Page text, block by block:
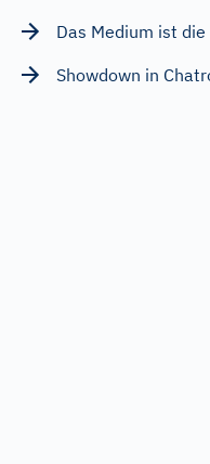
Das Medium ist die
Showdown in